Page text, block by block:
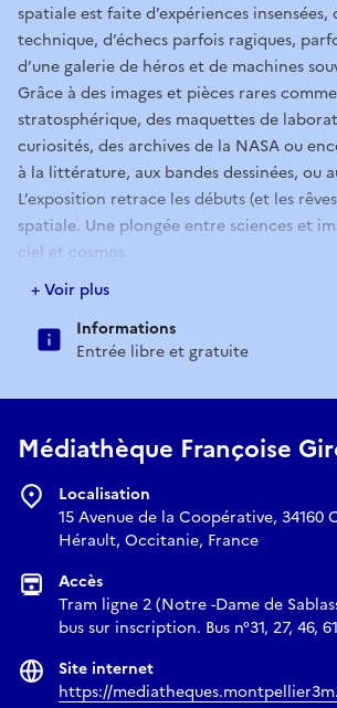
spatiale est faite d’expériences insensées,
technique, d’échecs parfois ragiques,
d’une galerie de héros et de machines
Grâce à des images et pièces rares
stratosphérique, des maquettes de
curiosités, des archives de la NASA ou
à la littérature, aux bandes dessinées, ou
L’exposition retrace les débuts (et les
spatiale. Une plongée entre sciences et
ciel et cosmos.
En savoir plus :
+ Voir plus
Informations
Entrée libre et gratuite
Médiathèque Françoise
Localisation
15 Avenue de la Coopérative, 34160
Hérault, Occitanie, France
Accès
Tram ligne 2 (Notre -Dame de
bus sur inscription. Bus n°31, 27, 46,
Site internet
https://